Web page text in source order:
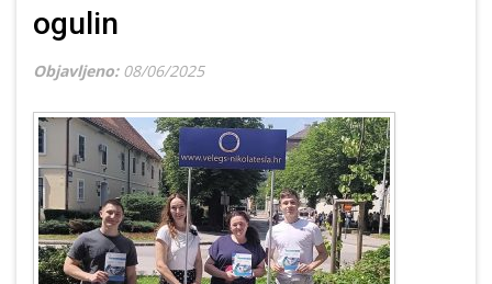
ogulin
Objavljeno: 08/06/2025